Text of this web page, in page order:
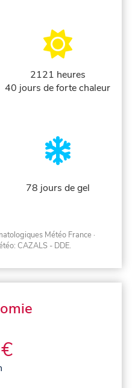
2121 heures
40 jours de forte chaleur
78 jours de gel
Météo France ·
CAZALS - DDE.